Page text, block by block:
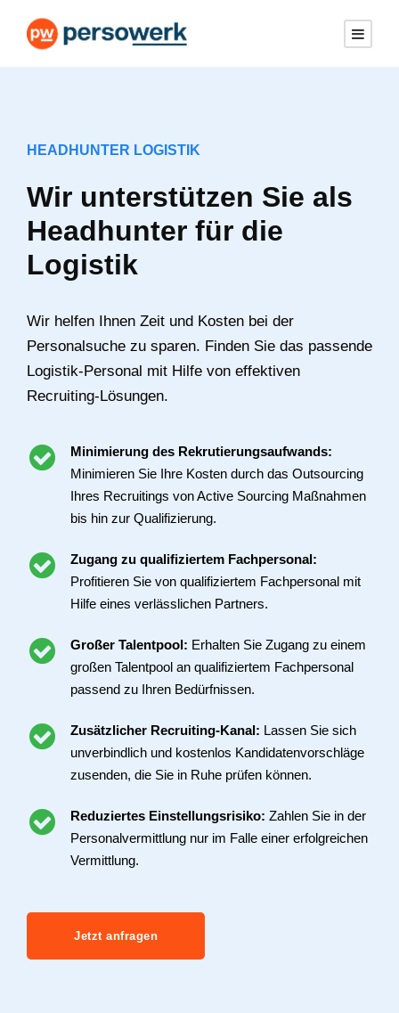
HEADHUNTER LOGISTIK
Wir unterstützen Sie als
Headhunter für die
Logistik
Wir helfen Ihnen Zeit und Kosten bei der
Personalsuche zu sparen. Finden Sie das passende
Logistik-Personal mit Hilfe von effektiven
Recruiting-Lösungen.
Minimierung des Rekrutierungsaufwands:
Minimieren Sie Ihre Kosten durch das Outsourcing
Ihres Recruitings von Active Sourcing Maßnahmen
bis hin zur Qualifizierung.
Zugang zu qualifiziertem Fachpersonal:
Profitieren Sie von qualifiziertem Fachpersonal mit
Hilfe eines verlässlichen Partners.
Großer Talentpool: Erhalten Sie Zugang zu einem
großen Talentpool an qualifiziertem Fachpersonal
passend zu Ihren Bedürfnissen.
Zusätzlicher Recruiting-Kanal: Lassen Sie sich
unverbindlich und kostenlos Kandidatenvorschläge
zusenden, die Sie in Ruhe prüfen können.
Reduziertes Einstellungsrisiko: Zahlen Sie in der
Personalvermittlung nur im Falle einer erfolgreichen
Vermittlung.
Jetzt anfragen